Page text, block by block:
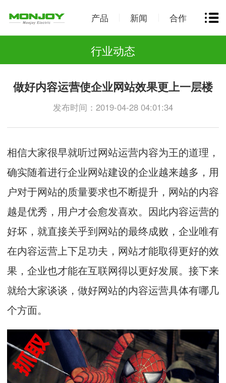
产品 新闻 合作
行业动态
做好内容运营使企业网站效果更上一层楼
发布时间：2019-04-28 04:01:34
相信大家很早就听过网站运营内容为王的道理，
确实随着进行企业网站建设的企业越来越多，用
户对于网站的质量要求也不断提升，网站的内容
越是优秀，用户才会愈发喜欢。因此内容运营的
好坏，就直接关乎到网站的最终成败，企业唯有
在内容运营上下足功夫，网站才能取得更好的效
果，企业也才能在互联网得以更好发展。接下来
就给大家谈谈，做好网站的内容运营具体有哪几
个方面。